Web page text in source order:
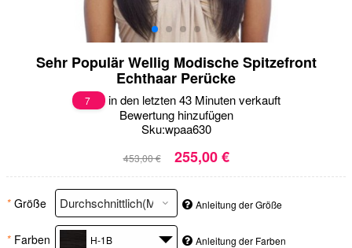
Sehr Populär Wellig Modische Spitzefront
Echthaar Perücke
7
in den letzten 43 Minuten verkauft
Bewertung hinzufügen
Sku:wpaa630
453,00 € 255,00 €
* Größe Anleitung der Größe
* Farben H-1B Anleitung der Farben